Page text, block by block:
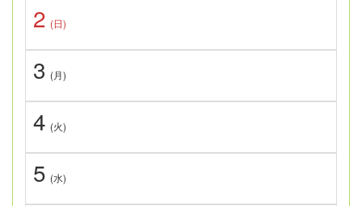
2 (日)
3 (月)
4 (火)
5 (水)